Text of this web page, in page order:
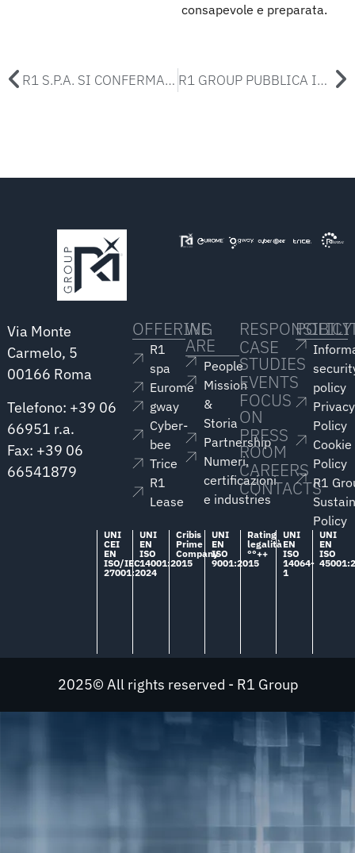
consapevole e preparata.
R1 S.P.A. SI CONFERMA CRIBIS PRIME COMPANY: AFFIDABILITÀ E TRASPARENZA AL CENTRO DEL NOSTRO BUSINESS R1 GROUP PUBBLICA IL BILANCIO DI SOSTENIBILITÀ 2025
Via Monte
Carmelo, 5
00166 Roma
Telefono: +39 06
66951 r.a.
Fax: +39 06
66541879
OFFERING
R1
spa
Eurome
gway
Cyber-
bee
Trice
R1
Lease
WE
ARE
People
Mission
&
Storia
Partnership
Numeri,
certificazioni
e industries
CASE
STUDIES
EVENTS
FOCUS
ON
PRESS
ROOM
CAREERS
CONTACTS
POLICY
policy
Privacy
Policy
Cookie
Policy
R1
Policy
UNI
CEI
EN
ISO/IEC
27001:2024
UNI
EN
ISO
14001:2015
Cribis
Prime
Company
UNI
EN
ISO
9001:2015
Rating
legalità
°°++
UNI
EN
ISO
14064-
1
UNI
EN
ISO
2025© All rights reserved - R1 Group